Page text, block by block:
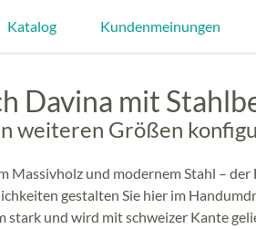
Katalog Kundenmeinungen
Davina mit
weiteren Größen
Massivholz und modernem Stahl –
gestalten Sie hier im
und wird mit schweizer Kante